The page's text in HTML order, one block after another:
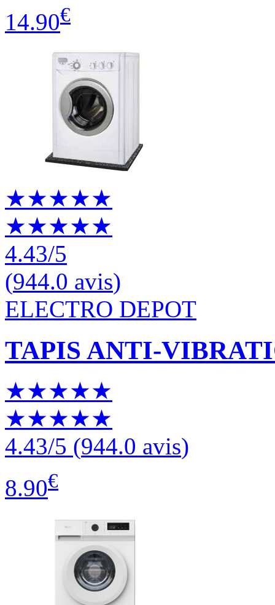
14.90€
★★★★★
★★★★★
4.43/5
(944.0 avis)
ELECTRO DEPOT
TAPIS ANTI-
★★★★★
★★★★★
4.43/5 (944.0 avis)
8.90€